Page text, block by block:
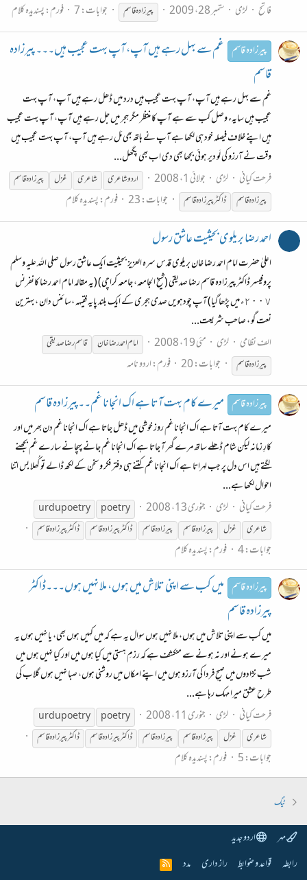
فاتح لڑی ستمبر 28، 2009 پیرزادہقاسم جوابات: 7 فورم:پسندیدہ کلام
پیرزادہ قاسم غم سے بہل رہے ہیں آپ، آپ بہت عجیب ہیں۔۔۔ پیرزادہ
قاسم
غم سے بہل رہے ہیں آپ، آپ بہت عجیب ہیں درد میں ڈھل رہے ہیں آپ، آپ بہت
عجیب ہیں سایہء وصل کب سے ہے آپ کا منتظر مگر ہجر میں جل رہے ہیں آپ، آپ بہت عجیب
ہیں اپنے خلاف فیصلہ خود ہی لکھا ہے آپ نے ہاتھ بھی مَل رہے ہیں آپ، آپ بہت عجیب ہیں
وقت نے آرزو کی لَو دیر ہوئی بجھا بھی دی اب بھی پگھل...
فرحت کیانی لڑی جولائی 1، 2008 اردو شاعری شاعری غزل پیرزادہقاسم
پیرزادہقاسم ڈاکٹرپیرزادہقاسم جوابات: 23 فورم:پسندیدہ کلام
احمد رضا بریلوی بحیثیت عاشق رسول
اعلیٰ حضرت امام احمد رضا خان بریلوی قدس سرہ العزیز بحیثیت ایک عاشق رسول صلی اللہ علیہ وسلم
پروفیسر ڈاکٹر پیرزادہ قاسم رضا صدیقی (شیخ الجامعہ، جامعہ کراچی) (یہ مقالہ امام احمد رضا کانفرنس
٢٠٠٧ء میں پڑھا گیا) آپ چودہویں صدی ہجری کے ایک بلند پایہ فقیہہ ،سائنس دان ، بہترین
نعت گو ، صاحب شریعت...
الف نظامی
لڑی مئی 19، 2008 امام احمد رضا خان قاسمرضا صدیقی
پیرزادہقاسم جوابات: 20 فورم:اردو نامہ
پیرزادہ قاسم میرے کام بہت آتا ہے اک انجانا غم۔۔پیرزادہ قاسم
میرے کام بہت آتا ہے اک انجانا غم روز خوشی میں ڈھل جاتا ہے اک انجانا غم دن بھر میں اور
کارِ زمانہ لیکن شام ڈھلے ساتھ مرے گھر آ جاتا ہے اک انجانا غم جانے پہچانے سارے غم بجھنے
لگتے ہیں اس دل پر جب لہراتا ہے اک انجانا غم کتنے ہی دفتر فکر و سخن کے لکھ ڈالے تو کُھلا بس اتنا
احوال لکھا ہے...
فرحت کیانی لڑی جنوری 13، 2008 poetry
urdu poetry
شاعری
غزل پیرزادہقاسم پیرزادہقاسم ڈاکٹرپیرزادہقاسم ڈاکٹرپیرزادہقاسم
جوابات: 4 فورم:پسندیدہ کلام
پیرزادہ قاسم میں کب سے اپنی تلاش میں ہوں، ملا نہیں ہوں۔۔۔ڈاکٹر
پیرزادہ قاسم
میں کب سے اپنی تلاش میں ہوں، ملا نہیں ہوں سوال یہ ہے کہ میں کہیں ہوں بھی، یا نہیں ہوں یہ
میرے ہونے اور نہ ہونے سے منکشف ہے کہ رزمِ ہستی میں کیا ہوں میں اور کیا نہیں ہوں میں
شب نژادوں میں صبحِ فردا کی آرزو ہوں میں اپنے امکاں میں روشنی ہوں، صبا نہیں ہوں گلاب کی
طرح عشق میرا مہک رہا ہے...
فرحت کیانی لڑی جنوری 11، 2008 poetry
urdu poetry
شاعری
غزل پیرزادہقاسم پیرزادہقاسم ڈاکٹرپیرزادہقاسم ڈاکٹرپیرزادہقاسم
جوابات: 5 فورم:پسندیدہ کلام
ٹیگ
مہر
اردو جدید
رابطہ قواعد و ضوابط راز داری مدد
R
S